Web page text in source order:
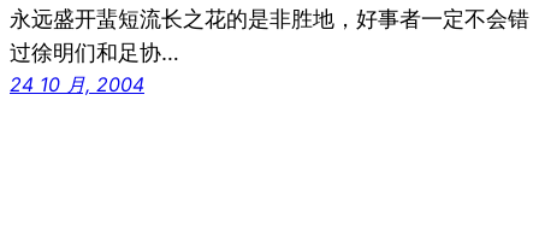
永远盛开蜚短流长之花的是非胜地，好事者一定不会错
过徐明们和足协…
24 10 月, 2004